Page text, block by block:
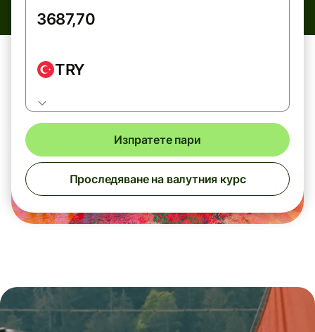
TRY
Изпратете пари
Проследяване на валутния курс